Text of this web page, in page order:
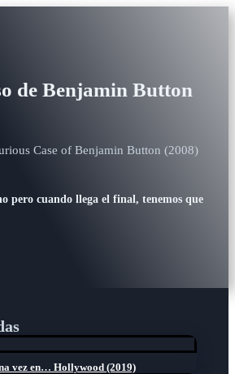
de Benjamin Button
Case of Benjamin Button (2008)
pero cuando llega el final, tenemos que
vez en… Hollywood (2019)